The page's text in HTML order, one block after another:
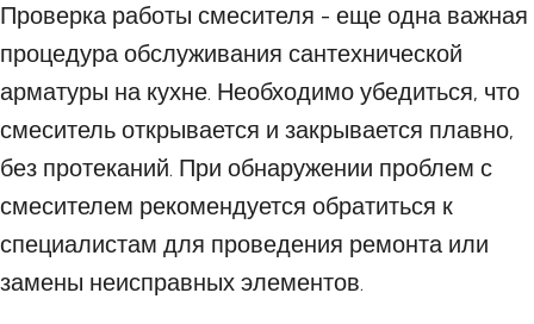
Проверка работы смесителя - еще одна важная
процедура обслуживания сантехнической
арматуры на кухне. Необходимо убедиться, что
смеситель открывается и закрывается плавно,
без протеканий. При обнаружении проблем с
смесителем рекомендуется обратиться к
специалистам для проведения ремонта или
замены неисправных элементов.